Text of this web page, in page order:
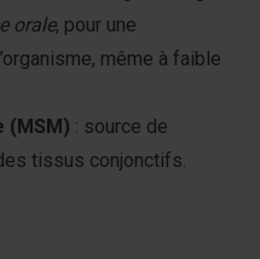
orale, pour une
même à faible
(MSM) : source de
tissus conjonctifs.